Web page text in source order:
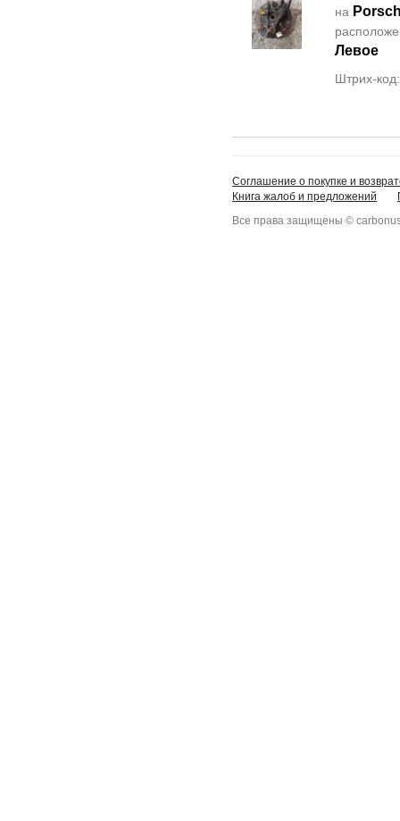
на
Левое
Штрих-
Соглашение о покупке и
Книга жалоб и предложений
Все права защищены ©